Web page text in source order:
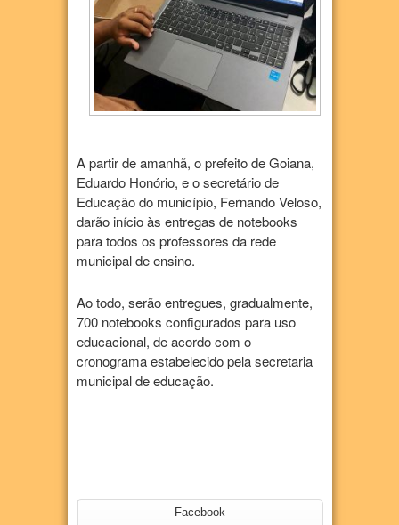
A partir de amanhã, o prefeito de Goiana,
Eduardo Honório, e o secretário de
Educação do município, Fernando Veloso,
darão início às entregas de notebooks
para todos os professores da rede
municipal de ensino.
Ao todo, serão entregues, gradualmente,
700 notebooks configurados para uso
educacional, de acordo com o
cronograma estabelecido pela secretaria
municipal de educação.
Facebook